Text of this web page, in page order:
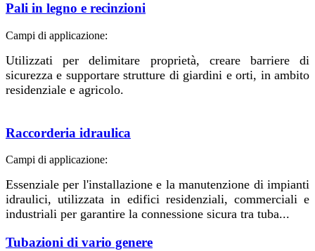
Pali in legno e recinzioni
Campi di applicazione:
Utilizzati per delimitare proprietà, creare barriere di
sicurezza e supportare strutture di giardini e orti, in ambito
residenziale e agricolo.
Raccorderia idraulica
Campi di applicazione:
Essenziale per l'installazione e la manutenzione di impianti
idraulici, utilizzata in edifici residenziali, commerciali e
industriali per garantire la connessione sicura tra tuba...
Tubazioni di vario genere